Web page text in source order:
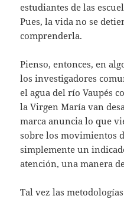
estudiantes de las
Pues, la vida no se
comprenderla.
Pienso, entonces, en
los investigadores
el agua del río Vaupés
la Virgen María van
marca anuncia lo que
sobre los movimientos
simplemente un
atención, una manera
Tal vez las